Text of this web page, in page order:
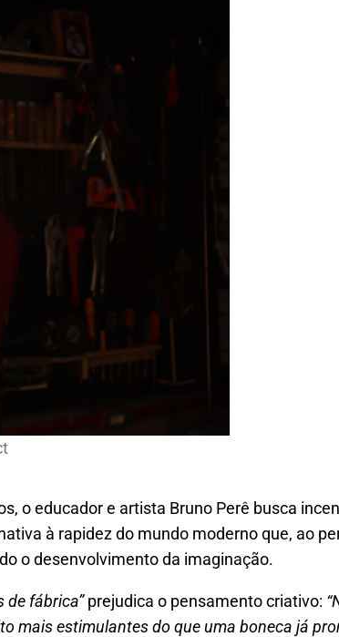
o educador e artista Bruno Perê busca
à rapidez do mundo moderno que, ao
o desenvolvimento da imaginação.
de fábrica”prejudica o pensamento criativo:
mais estimulantes do que uma boneca já